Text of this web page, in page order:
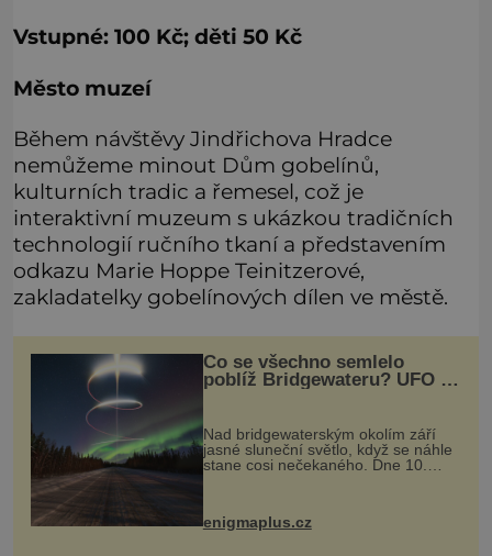
Vstupné: 100 Kč; děti 50 Kč
Město muzeí
Během návštěvy Jindřichova Hradce
nemůžeme minout Dům gobelínů,
kulturních tradic a řemesel, což je
interaktivní muzeum s ukázkou tradičních
technologií ručního tkaní a představením
odkazu Marie Hoppe Teinitzerové,
zakladatelky gobelínových dílen ve městě.
Co se všechno semlelo
poblíž Bridgewateru? UFO na
Nad bridgewaterským okolím září
jasné sluneční světlo, když se náhle
stane cosi nečekaného. Dne 10.
května roku 1760 v deset hodin
přeletu UFO
enigmaplus.cz